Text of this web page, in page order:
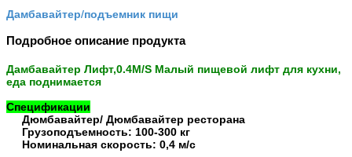
Дамбавайтер/подъемник пищи
Подробное описание продукта
Дамбавайтер Лифт,0.4M/S Малый пищевой лифт для кухни,
еда поднимается
Спецификации
Дюмбавайтер/ Дюмбавайтер ресторана
Грузоподъемность: 100-300 кг
Номинальная скорость: 0,4 м/с